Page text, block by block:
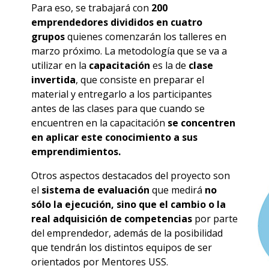
Para eso, se trabajará con 200
emprendedores divididos en cuatro
gruposquienes comenzarán los talleres en
marzo próximo. La metodología que se va a
utilizar en la capacitación es la de clase
invertida, que consiste en preparar el
material y entregarlo a los participantes
antes de las clases para que cuando se
encuentren en la capacitación se concentren
en aplicar este conocimiento a sus
emprendimientos.
Otros aspectos destacados del proyecto son
el sistema de evaluación que medirá no
sólo la ejecución, sino que el cambio o la
real adquisición de competencias por parte
del emprendedor, además de la posibilidad
que tendrán los distintos equipos de ser
orientados por Mentores USS.